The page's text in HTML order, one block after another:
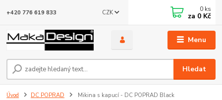
Menu
CZK
Hledat
+420 776 619 833 0 ks
za 0 Kč
Úvod DC POPRAD Mikina s kapucí - DC POPRAD Black